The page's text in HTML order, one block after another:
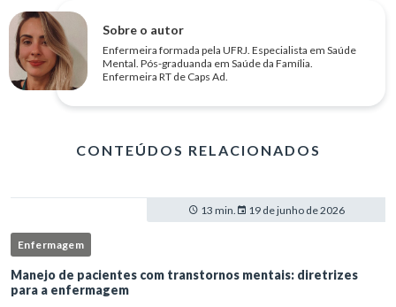
Sobre o autor
Enfermeira formada pela UFRJ. Especialista em Saúde
Mental. Pós-graduanda em Saúde da Família.
Enfermeira RT de Caps Ad.
CONTEÚDOS RELACIONADOS
13 min. 19 de junho de 2026
Enfermagem
Manejo de pacientes com transtornos mentais: diretrizes
para a enfermagem